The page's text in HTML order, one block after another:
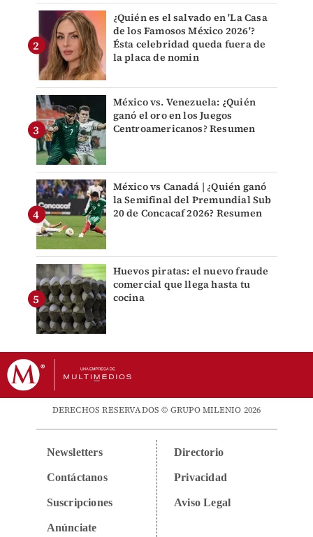
¿Quién es el salvado en 'La Casa
de los Famosos México 2026'?
Ésta celebridad queda fuera de
la placa de nomin
México vs. Venezuela: ¿Quién
ganó el oro en los Juegos
Centroamericanos? Resumen
México vs Canadá | ¿Quién ganó
la Semifinal del Premundial Sub
20 de Concacaf 2026? Resumen
Huevos piratas: el nuevo fraude
comercial que llega hasta tu
cocina
DERECHOS RESERVADOS © GRUPO MILENIO 2026
Newsletters
Contáctanos
Suscripciones
Anúnciate
Directorio
Privacidad
Aviso Legal